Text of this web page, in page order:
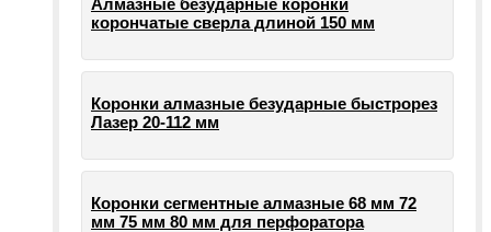
Алмазные безударные коронки
корончатые сверла длиной 150 мм
Коронки алмазные безударные быстрорез
Лазер 20-112 мм
Коронки сегментные алмазные 68 мм 72
мм 75 мм 80 мм для перфоратора